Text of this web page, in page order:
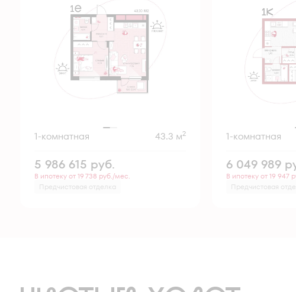
1-комнатная 43.3 м2
5 986 615 руб.
В ипотеку от 19 738 руб./мес.
Предчистовая отделка
1-комнатная
6 049 989
В ипотеку от 19 947
Предчистовая